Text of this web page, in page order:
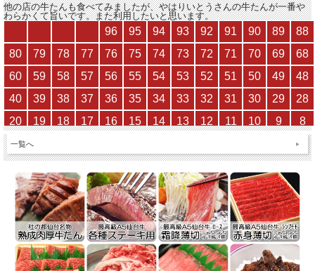
他の店の牛たんも食べてみましたが、やはりいとうさんの牛たんが一番や
わらかくて旨いです。また利用したいと思います。
一覧へ